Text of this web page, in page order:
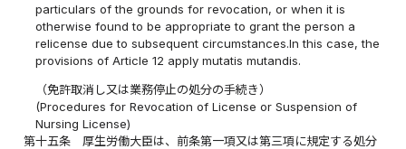
particulars of the grounds for revocation, or when it is
otherwise found to be appropriate to grant the person a
relicense due to subsequent circumstances.In this case, the
provisions of Article 12 apply mutatis mutandis.
（免許取消し又は業務停止の処分の手続き）
(Procedures for Revocation of License or Suspension of
Nursing License)
第十五条
厚生労働大臣は、前条第一項又は第三項に規定する処分